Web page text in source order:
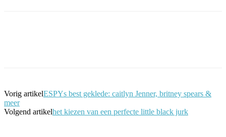
Vorig artikelESPYs best geklede: caitlyn Jenner, britney spears &
meer
Volgend artikelhet kiezen van een perfecte little black jurk